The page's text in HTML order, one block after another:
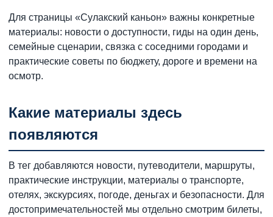
Для страницы «Сулакский каньон» важны конкретные
материалы: новости о доступности, гиды на один день,
семейные сценарии, связка с соседними городами и
практические советы по бюджету, дороге и времени на
осмотр.
Какие материалы здесь
появляются
В тег добавляются новости, путеводители, маршруты,
практические инструкции, материалы о транспорте,
отелях, экскурсиях, погоде, деньгах и безопасности. Для
достопримечательностей мы отдельно смотрим билеты,